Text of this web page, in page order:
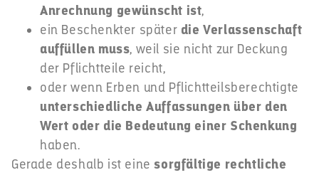
Anrechnung gewünscht ist,
ein Beschenkter später die Verlassenschaft
auffüllen muss, weil sie nicht zur Deckung
der Pflichtteile reicht,
oder wenn Erben und Pflichtteilsberechtigte
unterschiedliche Auffassungen über den
Wert oder die Bedeutung einer Schenkung
haben.
Gerade deshalb ist einesorgfältige rechtliche